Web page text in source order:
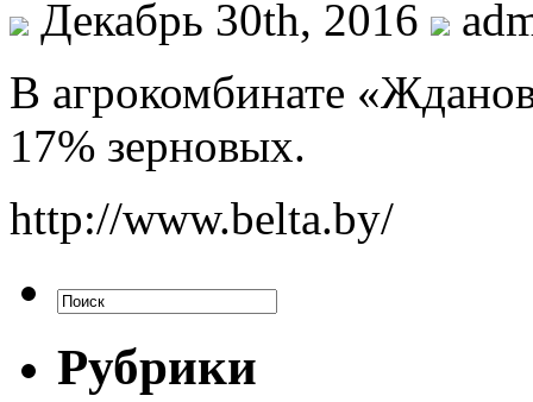
Декабрь 30th, 2016
В агрокомбинате
17% зерновых.
http://www.belta.by/
Рубрики